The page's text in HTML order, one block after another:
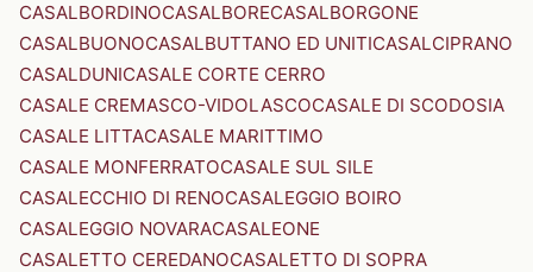
CASALBORDINOCASALBORECASALBORGONE
CASALBUONOCASALBUTTANO ED UNITICASALCIPRANO
CASALDUNICASALE CORTE CERRO
CASALE CREMASCO-VIDOLASCOCASALE DI SCODOSIA
CASALE LITTACASALE MARITTIMO
CASALE MONFERRATOCASALE SUL SILE
CASALECCHIO DI RENOCASALEGGIO BOIRO
CASALEGGIO NOVARACASALEONE
CASALETTO CEREDANOCASALETTO DI SOPRA